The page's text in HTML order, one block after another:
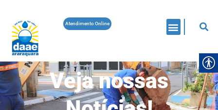
Atendimento Online
Veja nossas